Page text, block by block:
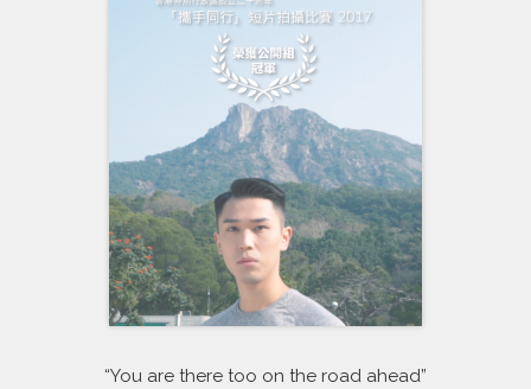
“You are there too on the road ahead”